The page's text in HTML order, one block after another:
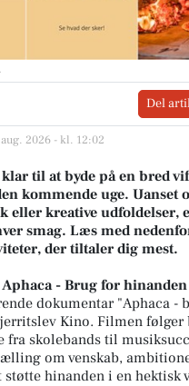
.
Del
2026 - kl. 12:02
til at byde på en bred
kommende uge. Uanset
eller kreative udfoldelser,
smag. Læs med
der tiltaler dig mest.
- Brug for hinanden
dokumentar "Aphaca -
Kino. Filmen følger
fra skolebands til
om venskab,
støtte hinanden i en hektisk